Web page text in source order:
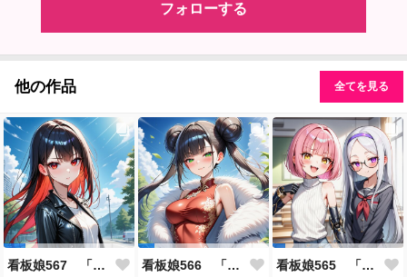
フォローする
他の作品 全てを見る
看板娘567 「雪村恋のよもやま話」 看板娘566 「ナンシー・ツァオのよもやま話」 看板娘565 「銀一族」